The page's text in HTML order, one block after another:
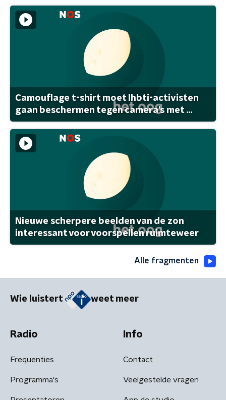
Camouflage t-shirt moet lhbti-activisten
gaan beschermen tegen camera's met ...
Nieuwe scherpere beelden van de zon
interessant voor voorspellen ruimteweer
Alle fragmenten
Wie luistert weet meer
Radio
Frequenties
Programma's
Info
Contact
Veelgestelde vragen